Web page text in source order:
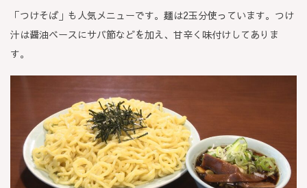
「つけそば」も人気メニューです。麺は2玉分使っています。つけ
汁は醤油ベースにサバ節などを加え、甘辛く味付けしてありま
す。